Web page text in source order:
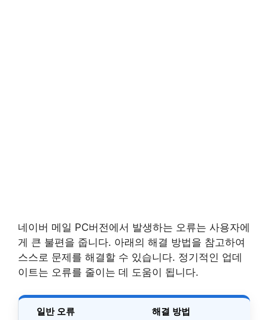
네이버 메일 PC버전에서 발생하는 오류는 사용자에
게 큰 불편을 줍니다. 아래의 해결 방법을 참고하여
스스로 문제를 해결할 수 있습니다. 정기적인 업데
이트는 오류를 줄이는 데 도움이 됩니다.
일반 오류 해결 방법